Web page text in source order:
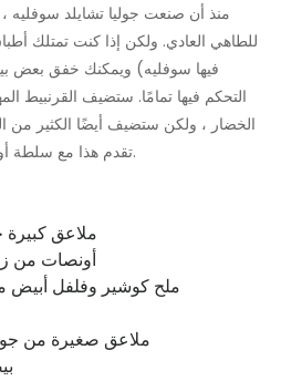
منذ أن صنعت جوليا تشايلد سوفليه ،
للطاهي العادي. ولكن إذا كنت تمتلك
فيها سوفليه) ويمكنك خفق بعض
التحكم فيها تمامًا. ستضيف القرنبيط
الخضار ، ولكن ستضيف أيضًا الكثير من
تقدم هذا مع سلطة أو جانب آخر ، فلديك وجبة كاملة.
3 ملاعق
8 أونصات من
ملح كوشير وفلفل
¼ ملاعق صغيرة من
3